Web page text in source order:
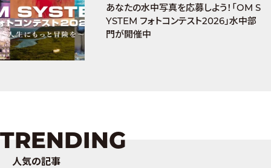
あなたの水中写真を応募しよう！「OM S
YSTEM フォトコンテスト2026」水中部
門が開催中
TRENDING
人気の記事